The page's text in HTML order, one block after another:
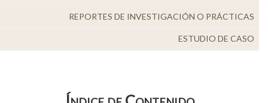
REPORTES DE INVESTIGACIÓN O PRÁCTICAS
ESTUDIO DE CASO